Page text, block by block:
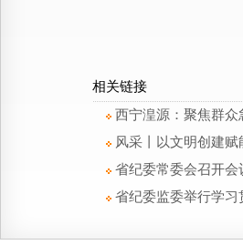
相关链接
西宁湟源：聚焦群
风采丨以文明创建
省纪委常委会召开
省纪委监委举行学